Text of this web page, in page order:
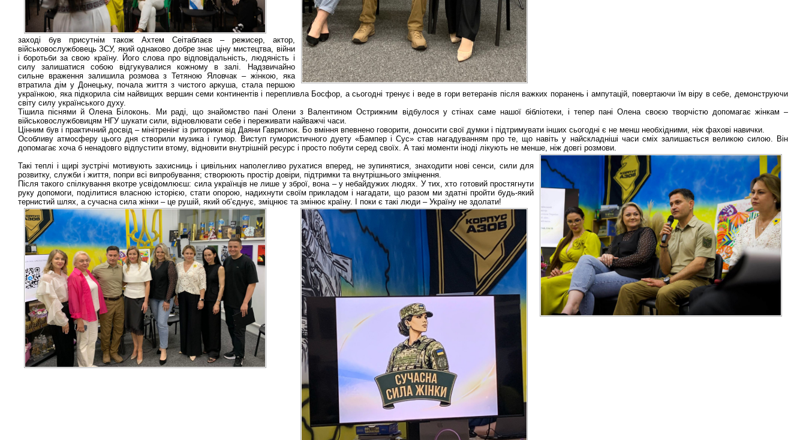
заході був присутнім також Ахтем Сеітаблаєв – режисер, актор,
військовослужбовець ЗСУ, який однаково добре знає ціну мистецтва, війни
і боротьби за свою країну. Його слова про відповідальність, людяність і
силу залишатися собою відгукувалися кожному в залі. Надзвичайно
сильне враження залишила розмова з Тетяною Яловчак – жінкою, яка
втратила дім у Донецьку, почала життя з чистого аркуша, стала першою
українкою, яка підкорила сім найвищих вершин семи континентів і перепливла Босфор, а сьогодні тренує і веде в гори ветеранів після важких поранень і ампутацій, повертаючи їм віру в себе, демонструючи
світу силу українського духу.
Тішила піснями й Олена Білоконь. Ми раді, що знайомство пані Олени з Валентином Острижним відбулося у стінах саме нашої бібліотеки, і тепер пані Олена своєю творчістю допомагає жінкам –
військовослужбовицям НГУ шукати сили, відновлювати себе і переживати найважчі часи.
Цінним був і практичний досвід – мінітренінг із риторики від Даяни Гаврилюк. Бо вміння впевнено говорити, доносити свої думки і підтримувати інших сьогодні є не менш необхідними, ніж фахові навички.
Особливу атмосферу цього дня створили музика і гумор. Виступ гумористичного дуету «Бампер і Сус» став нагадуванням про те, що навіть у найскладніші часи сміх залишається великою силою. Він
допомагає хоча б ненадовго відпустити втому, відновити внутрішній ресурс і просто побути серед своїх. А такі моменти іноді лікують не менше, ніж довгі розмови.
Такі теплі і щирі зустрічі мотивують захисниць і цивільних наполегливо рухатися вперед, не зупинятися, знаходити нові сенси, сили для
розвитку, служби і життя, попри всі випробування; створюють простір довіри, підтримки та внутрішнього зміцнення.
Після такого спілкування вкотре усвідомлюєш: сила українців не лише у зброї, вона – у небайдужих людях. У тих, хто готовий простягнути
руку допомоги, поділитися власною історією, стати опорою, надихнути своїм прикладом і нагадати, що разом ми здатні пройти будь-який
тернистий шлях, а сучасна сила жінки – це рушій, який об’єднує, зміцнює та змінює країну. І поки є такі люди – Україну не здолати!